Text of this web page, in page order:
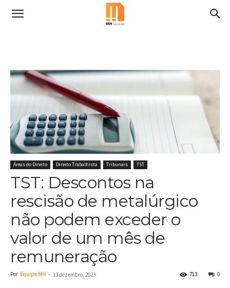
Áreas do Direito Direito Trabalhista Tribunais TST
TST: Descontos na
rescisão de metalúrgico
não podem exceder o
valor de um mês de
remuneração
Por Equipe MH - 13 dezembro, 2023 0
713